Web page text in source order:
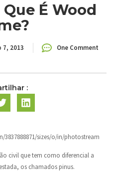
É Wood
7, 2013 One Comment
:
sizes/o/in/photostream
civil que tem como diferencial a
os chamados pinus.